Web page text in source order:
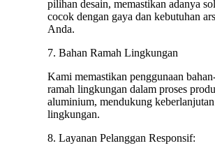
pilihan desain, memastikan adanya
cocok dengan gaya dan kebutuhan
Anda.
7. Bahan Ramah Lingkungan
Kami memastikan penggunaan
ramah lingkungan dalam proses
aluminium, mendukung keberlanjutan
lingkungan.
8. Layanan Pelanggan Responsif: